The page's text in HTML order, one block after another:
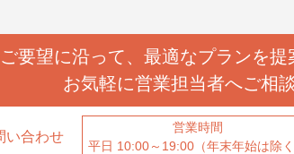
要望に沿って、 最適なプランを
お気軽に営業担当者へご相
い合わせ
営業時間
平日 10:00～19:00（年末年始は除く